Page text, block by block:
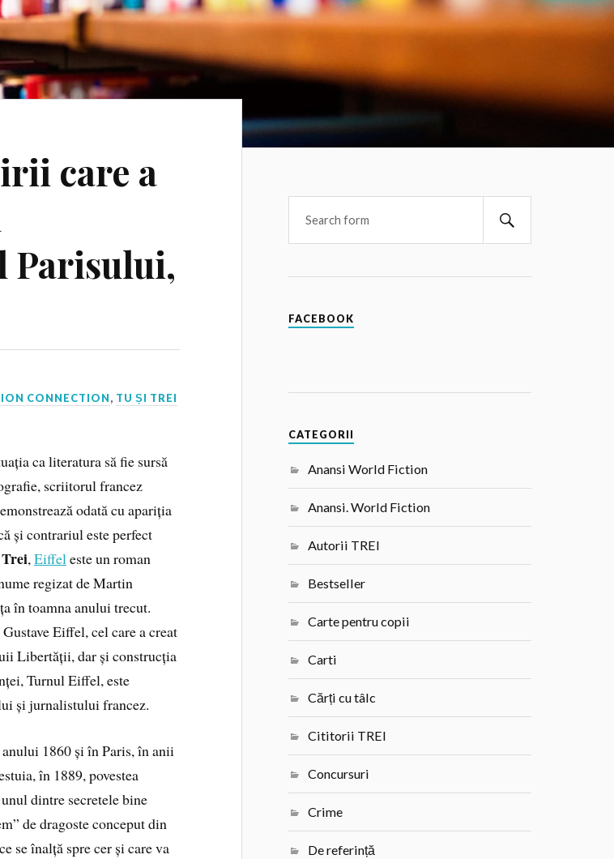
care a
CONNECTION, TU ȘI TREI
ca literatura să fie sursă
scriitorul francez
odată cu apariția
și contrariul este perfect
,Eiffeleste un roman
regizat de Martin
în toamna anului trecut.
Gustave Eiffel, cel care a creat
Libertății, dar și construcția
Turnul Eiffel, este
și jurnalistului francez.
1860 și în Paris, în anii
în 1889, povestea
dintre secretele bine
de dragoste conceput din
se înalță spre cer și care va
FACEBOOK
CATEGORII
Anansi World Fiction
Anansi. World Fiction
Autorii TREI
Bestseller
Carte pentru copii
Carti
Cărți cu tâlc
Cititorii TREI
Concursuri
Crime
De referință